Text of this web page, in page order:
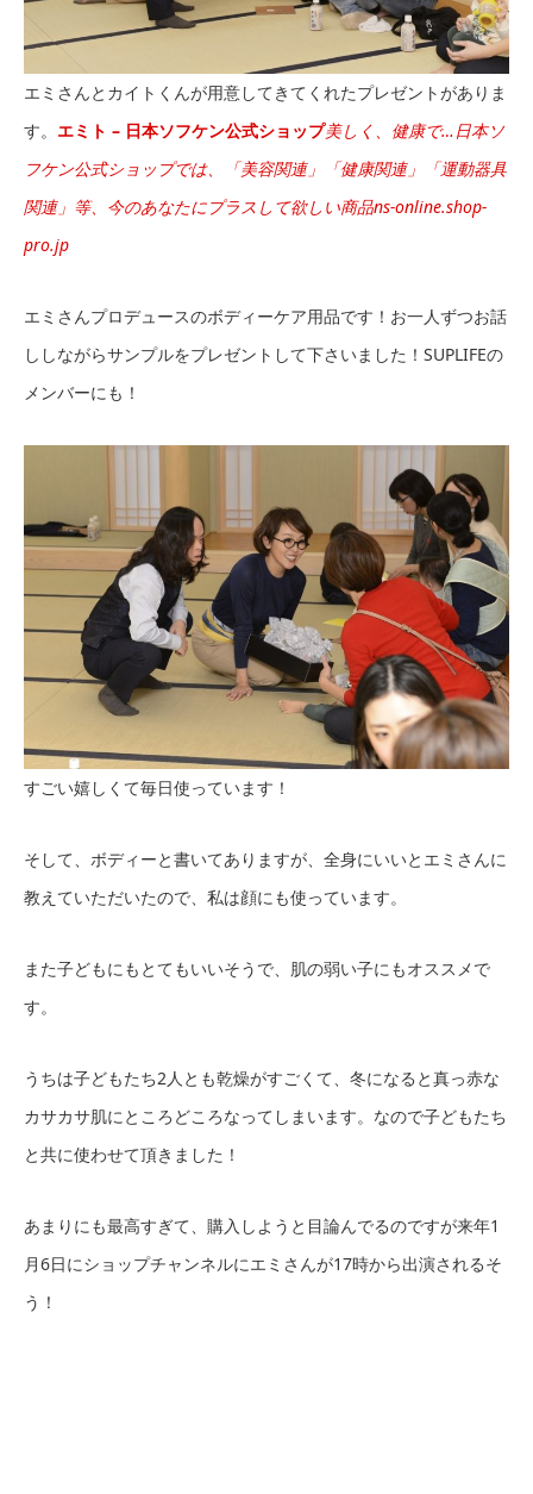
エミさんとカイトくんが用意してきてくれたプレゼントがありま
す。 エミト – 日本ソフケン公式ショップ美しく、健康で…日本ソ
フケン公式ショップでは、「美容関連」「健康関連」「運動器具
関連」等、今のあなたにプラスして欲しい商品ns-online.shop-
pro.jp
エミさんプロデュースのボディーケア用品です！お一人ずつお話
ししながらサンプルをプレゼントして下さいました！SUPLIFEの
メンバーにも！
すごい嬉しくて毎日使っています！
そして、ボディーと書いてありますが、全身にいいとエミさんに
教えていただいたので、私は顔にも使っています。
また子どもにもとてもいいそうで、肌の弱い子にもオススメで
す。
うちは子どもたち2人とも乾燥がすごくて、冬になると真っ赤な
カサカサ肌にところどころなってしまいます。なので子どもたち
と共に使わせて頂きました！
あまりにも最高すぎて、購入しようと目論んでるのですが来年1
月6日にショップチャンネルにエミさんが17時から出演されるそ
う！